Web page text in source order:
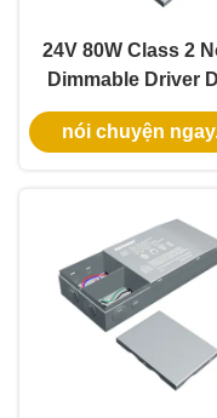
24V 80W Class 2
Dimmable Driver
LED Driver với
OCP ETL CE
nói chuyện